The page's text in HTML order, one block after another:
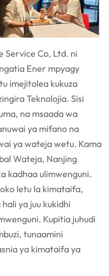
Service Co, Ltd. ni
Ener mpyagy
imejitolea kukuza
Teknolojia. Sisi
na msaada wa
ya mifano na
ya wateja wetu. Kama
Wateja, Nanjing
kadhaa ulimwenguni.
letu la kimataifa,
ya juu kukidhi
Kupitia juhudi
tunaamini
ya kimataifa ya